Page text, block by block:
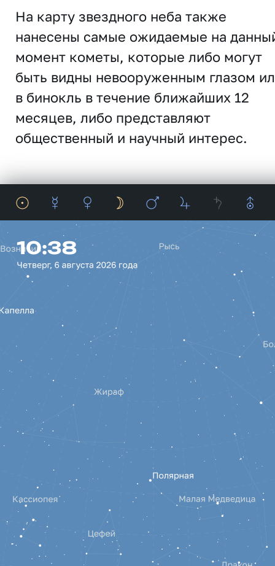
На карту звездного неба также
нанесены самые ожидаемые на
момент кометы, которые либо могут
быть видны невооруженным глазом
в бинокль в течение ближайших 12
месяцев, либо представляют
общественный и научный интерес.